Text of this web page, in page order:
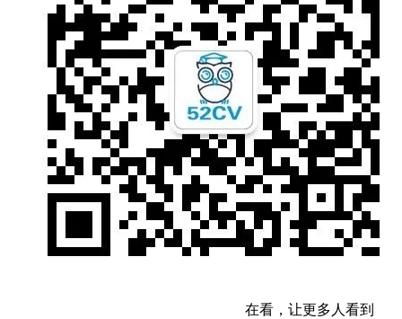
在看，让更多人看到